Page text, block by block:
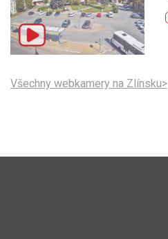
Všechny webkamery na Zlínsku>